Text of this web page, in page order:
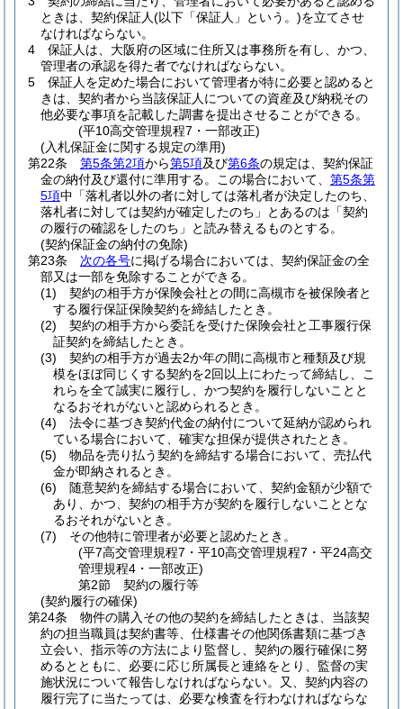
ときは、契約保証人(以下「保証人」という。)を立てさせ
なければならない。
4
保証人は、大阪府の区域に住所又は事務所を有し、かつ、
管理者の承認を得た者でなければならない。
5
保証人を定めた場合において管理者が特に必要と認めると
きは、契約者から当該保証人についての資産及び納税その
他必要な事項を記載した調書を提出させることができる。
(平10高交管理規程7・一部改正)
(入札保証金に関する規定の準用)
第22条
第5条第2項から第5項及び第6条の規定は、契約保証
金の納付及び還付に準用する。
この場合において、 第5条第
5項中「落札者以外の者に対しては落札者が決定したのち、
落札者に対しては契約が確定したのち」とあるのは「契約
の履行の確認をしたのち」と読み替えるものとする。
(契約保証金の納付の免除)
第23条
次の各号に掲げる場合においては、契約保証金の全
部又は一部を免除することができる。
(1)
契約の相手方が保険会社との間に高槻市を被保険者と
する履行保証保険契約を締結したとき。
(2)
契約の相手方から委託を受けた保険会社と工事履行保
証契約を締結したとき。
(3)
契約の相手方が過去2か年の間に高槻市と種類及び規
模をほぼ同じくする契約を2回以上にわたって締結し、こ
れらを全て誠実に履行し、かつ契約を履行しないことと
なるおそれがないと認められるとき。
(4)
法令に基づき契約代金の納付について延納が認められ
ている場合において、確実な担保が提供されたとき。
(5)
物品を売り払う契約を締結する場合において、売払代
金が即納されるとき。
(6)
随意契約を締結する場合において、契約金額が少額で
あり、かつ、契約の相手方が契約を履行しないこととな
るおそれがないとき。
(7)
その他特に管理者が必要と認めたとき。
(平7高交管理規程7・平10高交管理規程7・平24高交
管理規程4・一部改正)
第2節
契約の履行等
(契約履行の確保)
第24条
物件の購入その他の契約を締結したときは、当該契
約の担当職員は契約書等、仕様書その他関係書類に基づき
立会い、指示等の方法により監督し、契約の履行確保に努
めるとともに、必要に応じ所属長と連絡をとり、監督の実
施状況について報告しなければならない。
又、契約内容の
履行完了に当たっては、必要な検査を行わなければならな